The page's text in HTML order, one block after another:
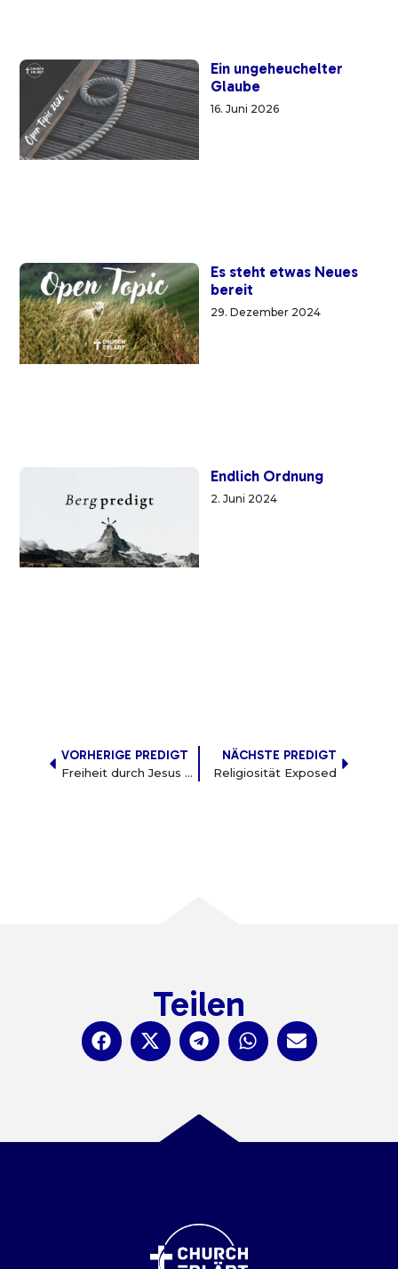
Ein ungeheuchelter
Glaube
16. Juni 2026
Es steht etwas Neues
bereit
29. Dezember 2024
Endlich Ordnung
2. Juni 2024
VORHERIGE PREDIGT
Freiheit durch Jesus Christus!
NÄCHSTE PREDIGT
Religiosität Exposed
Teilen